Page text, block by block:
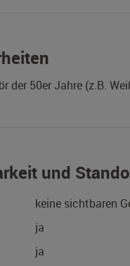
der 50er Jahre (z.B.
und
keine sichtbaren
ja
ja